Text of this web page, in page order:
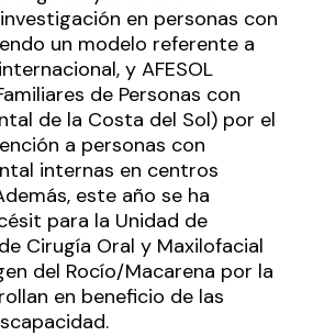
en personas con
un modelo referente a
y AFESOL
de Personas con
de la Costa del Sol) por el
a personas con
internas en centros
este año se ha
para la Unidad de
Cirugía Oral y Maxilofacial
del Rocío/Macarena por la
en beneficio de las